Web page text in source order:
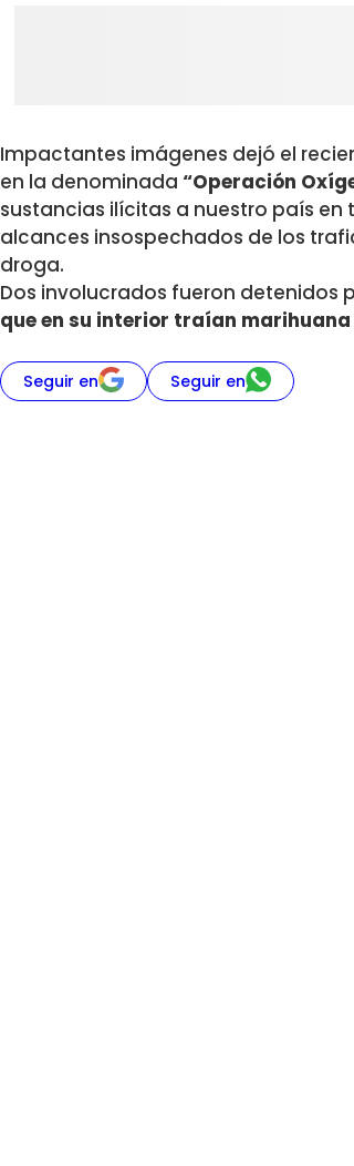
Impactantes imágenes dejó el
en la denominada “Operación
sustancias ilícitas a nuestro país en
alcances insospechados de los
droga.
Dos involucrados fueron detenidos
que en su interior traían
Seguir en Seguir en